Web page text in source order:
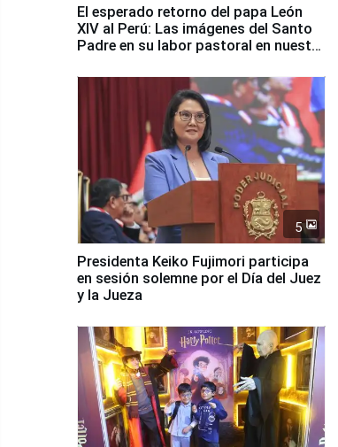
El esperado retorno del papa León
XIV al Perú: Las imágenes del Santo
Padre en su labor pastoral en nuestro
5
Presidenta Keiko Fujimori participa
en sesión solemne por el Día del Juez
y la Jueza